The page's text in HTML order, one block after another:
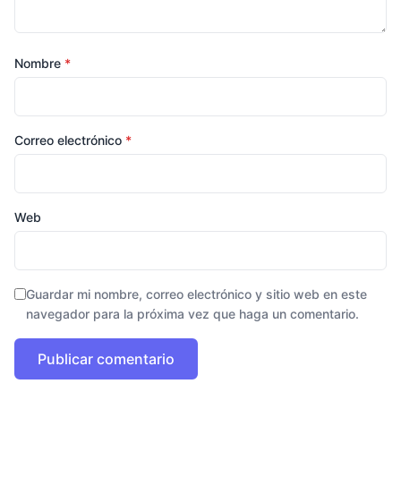
Nombre *
Correo electrónico *
Web
Guardar mi nombre, correo electrónico y sitio web en este
navegador para la próxima vez que haga un comentario.